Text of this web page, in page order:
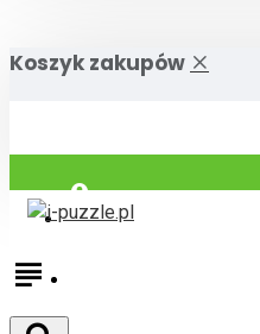
Koszyk zakupów
Zaloguj się